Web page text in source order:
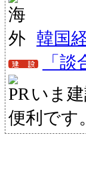
韓国
「
いま建
便利です。